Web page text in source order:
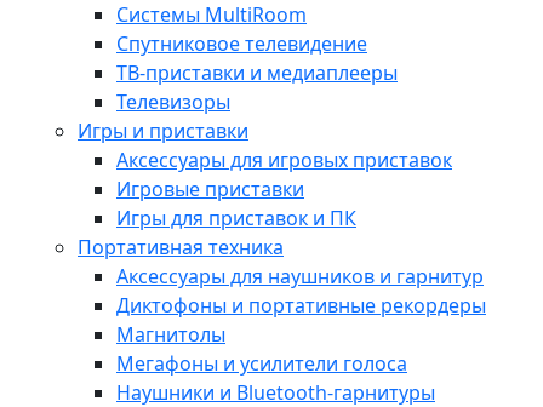
Системы MultiRoom
Спутниковое телевидение
ТВ-приставки и медиаплееры
Телевизоры
Игры и приставки
Аксессуары для игровых приставок
Игровые приставки
Игры для приставок и ПК
Портативная техника
Аксессуары для наушников и гарнитур
Диктофоны и портативные рекордеры
Магнитолы
Мегафоны и усилители голоса
Наушники и Bluetooth-гарнитуры